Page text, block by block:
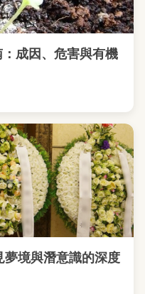
成因、危害與有機
境與潛意識的深度